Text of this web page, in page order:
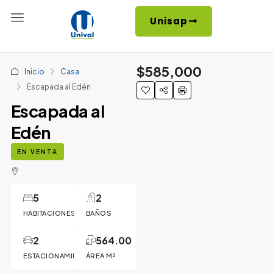
Unisap
Inicio
Casa
Escapada al Edén
Escapada al
Edén
EN VENTA
HABITACIONES
5
BAÑOS
2
ESTACIONAMIENTOS
2
ÁREA M²
564.00
$585,000